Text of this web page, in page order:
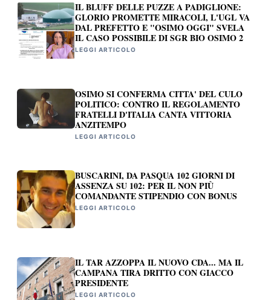
IL BLUFF DELLE PUZZE A PADIGLIONE:
GLORIO PROMETTE MIRACOLI, L'UGL VA
DAL PREFETTO E "OSIMO OGGI" SVELA
IL CASO POSSIBILE DI SGR BIO OSIMO 2
LEGGI ARTICOLO
OSIMO SI CONFERMA CITTA' DEL CULO
POLITICO: CONTRO IL REGOLAMENTO
FRATELLI D'ITALIA CANTA VITTORIA
ANZITEMPO
LEGGI ARTICOLO
BUSCARINI, DA PASQUA 102 GIORNI DI
ASSENZA SU 102: PER IL NON PIÙ
COMANDANTE STIPENDIO CON BONUS
LEGGI ARTICOLO
IL TAR AZZOPPA IL NUOVO CDA... MA IL
CAMPANA TIRA DRITTO CON GIACCO
PRESIDENTE
LEGGI ARTICOLO